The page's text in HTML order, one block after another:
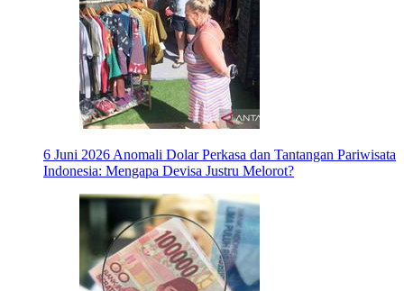
6 Juni 2026 Anomali Dolar Perkasa dan Tantangan Pariwisata
Indonesia: Mengapa Devisa Justru Melorot?